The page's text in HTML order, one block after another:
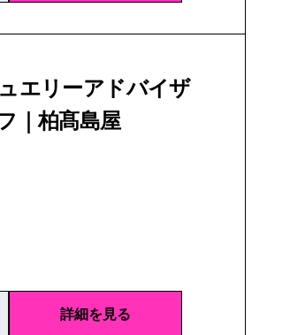
エリーアドバイザ
｜柏髙島屋
詳細を見る